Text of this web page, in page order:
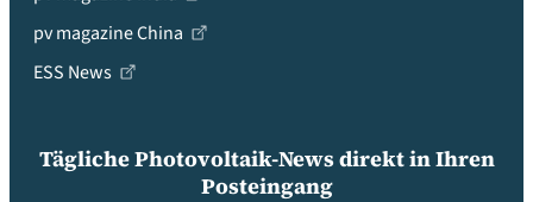
pv magazine China
ESS News
Tägliche Photovoltaik-News direkt in Ihren
Posteingang